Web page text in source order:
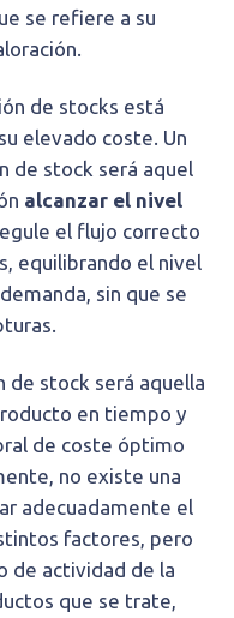
se refiere a su
de stocks está
elevado coste. Un
de stock será aquel
alcanzar el nivel
el flujo correcto
equilibrando el nivel
sin que se
de stock será aquella
en tiempo y
de coste óptimo
no existe una
adecuadamente el
factores, pero
de actividad de la
que se trate,